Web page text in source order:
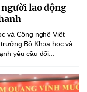
lao động
và Công nghệ Việt
Bộ Khoa học và
yêu cầu đổi...